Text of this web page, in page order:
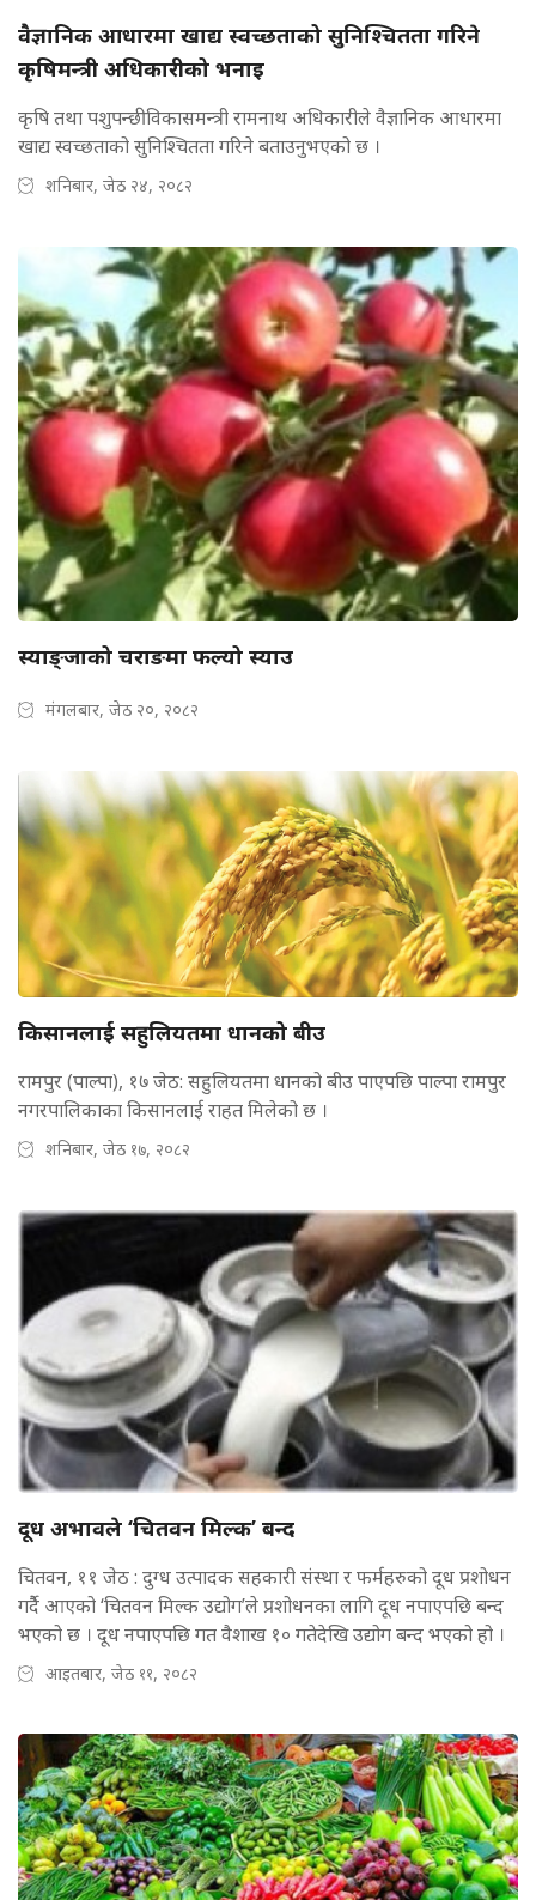
वैज्ञानिक आधारमा खाद्य स्वच्छताको सुनिश्चितता गरिने
कृषिमन्त्री अधिकारीको भनाइ
कृषि तथा पशुपन्छी विकासमन्त्री रामनाथ अधिकारीले वैज्ञानिक आधारमा
खाद्य स्वच्छताको सुनिश्चितता गरिने बताउनुभएको छ ।
शनिबार, जेठ २४, २०८२
स्याङ्जाको चराङमा फल्यो स्याउ
मंगलबार, जेठ २०, २०८२
किसानलाई सहुलियतमा धानको बीउ
रामपुर (पाल्पा), १७ जेठ: सहुलियतमा धानको बीउ पाएपछि पाल्पा रामपुर
नगरपालिकाका किसानलाई राहत मिलेको छ ।
शनिबार, जेठ १७, २०८२
दूध अभावले ‘चितवन मिल्क’ बन्द
चितवन, ११ जेठ : दुग्ध उत्पादक सहकारी संस्था र फर्महरुको दूध प्रशोधन
गर्दैै आएको ‘चितवन मिल्क उद्योग’ले प्रशोधनका लागि दूध नपाएपछि बन्द
भएको छ । दूध नपाएपछि गत वैशाख १० गतेदेखि उद्योग बन्द भएको हो ।
आइतबार, जेठ ११, २०८२